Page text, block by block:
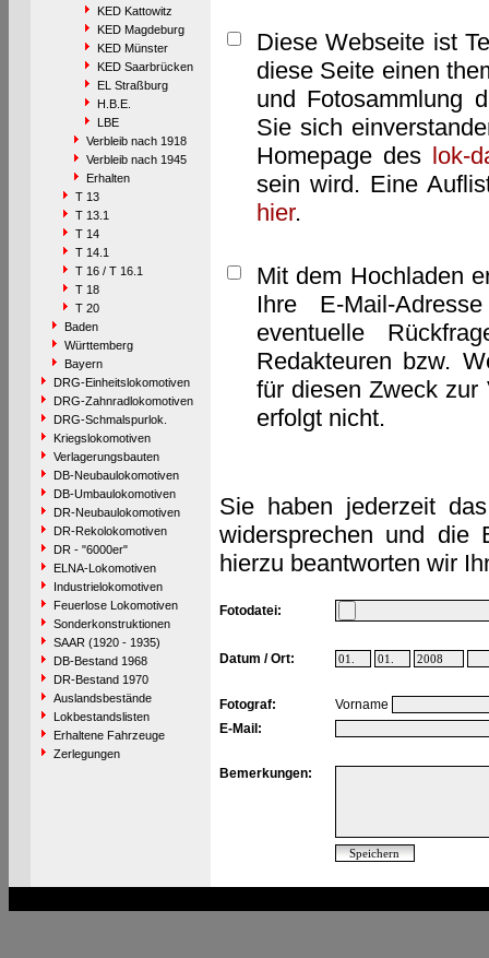
KED Kattowitz
KED Magdeburg
KED Münster
KED Saarbrücken
EL Straßburg
H.B.E.
LBE
Verbleib nach 1918
Verbleib nach 1945
Erhalten
T 13
T 13.1
T 14
T 14.1
T 16 / T 16.1
T 18
T 20
Baden
Württemberg
Bayern
DRG-Einheitslokomotiven
DRG-Zahnradlokomotiven
DRG-Schmalspurlok.
Kriegslokomotiven
Verlagerungsbauten
DB-Neubaulokomotiven
DB-Umbaulokomotiven
DR-Neubaulokomotiven
DR-Rekolokomotiven
DR - "6000er"
ELNA-Lokomotiven
Industrielokomotiven
Feuerlose Lokomotiven
Sonderkonstruktionen
SAAR (1920 - 1935)
DB-Bestand 1968
DR-Bestand 1970
Auslandsbestände
Lokbestandslisten
Erhaltene Fahrzeuge
Zerlegungen
Diese Webseite ist
diese Seite einen
und Fotosammlung
Sie sich
Homepage des lok-
sein wird. Eine
hier.
Mit dem Hochladen
Ihre E-Mail-
eventuelle
Redakteuren bzw.
für diesen Zweck zur
erfolgt nicht.
Sie haben jederzeit
widersprechen und die
hierzu beantworten wir
Fotodatei:
Datum / Ort:
Fotograf:
Vorname
E-Mail:
Bemerkungen: